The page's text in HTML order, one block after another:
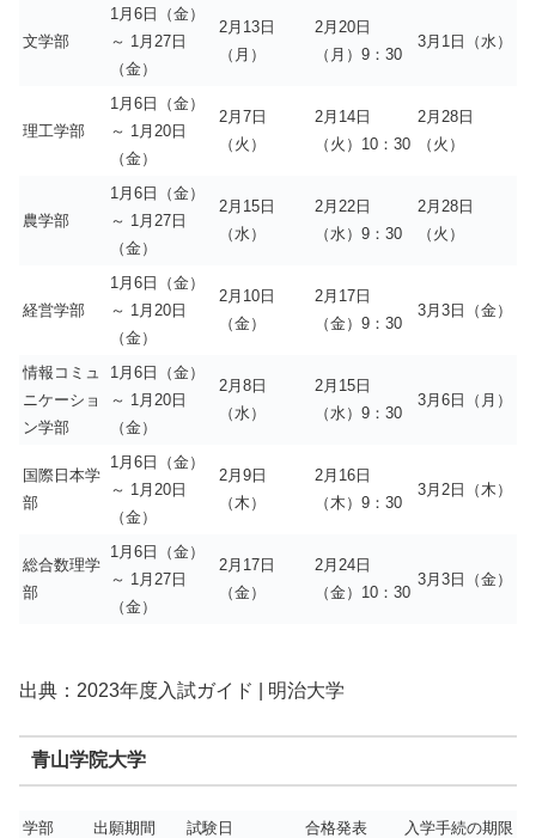
文学部
1月6日（金）
～ 1月27日
（金）
2月13日
（月）
2月20日
（月）9：30
3月1日（水）
理工学部
1月6日（金）
～ 1月20日
（金）
2月7日
（火）
2月14日
（火）10：30
2月28日
（火）
農学部
1月6日（金）
～ 1月27日
（金）
2月15日
（水）
2月22日
（水）9：30
2月28日
（火）
経営学部
1月6日（金）
～ 1月20日
（金）
2月10日
（金）
2月17日
（金）9：30
3月3日（金）
情報コミュ
ニケーショ
ン学部
1月6日（金）
～ 1月20日
（金）
2月8日
（水）
2月15日
（水）9：30
3月6日（月）
国際日本学
部
1月6日（金）
～ 1月20日
（金）
2月9日
（木）
2月16日
（木）9：30
3月2日（木）
総合数理学
部
1月6日（金）
～ 1月27日
（金）
2月17日
（金）
2月24日
（金）10：30
3月3日（金）
出典：2023年度入試ガイド | 明治大学
青山学院大学
学部 出願期間 試験日 合格発表 入学手続の期限